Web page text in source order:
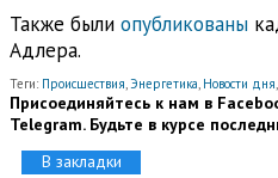
Также были опубликованы
Адлера.
Теги: Происшествия,Энергетика, Новости дня,
Присоединяйтесь к нам в
Telegram. Будьте в курсе
В закладки